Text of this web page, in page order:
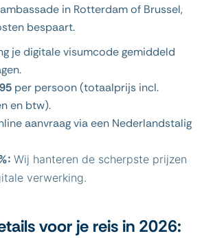
in Rotterdam of Brussel,
bespaart.
je digitale visumcode gemiddeld
per persoon (totaalprijs incl.
en btw).
aanvraag via een Nederlandstalig
Wij hanteren de scherpste prijzen
verwerking.
voor je reis in 2026: